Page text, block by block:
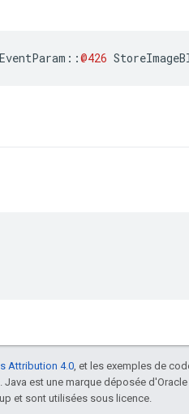
::@426
Attribution 4.0, et les exemples de
. Java est une marque déposée
et sont utilisées sous licence.